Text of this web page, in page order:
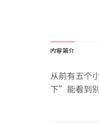
内容简介
从前有五个
下”能看到